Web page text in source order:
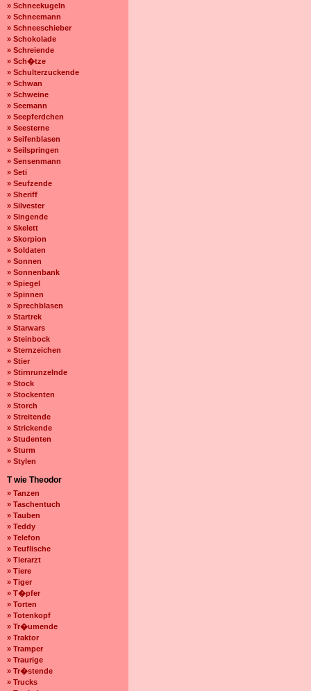
» Schneekugeln
» Schneemann
» Schneeschieber
» Schokolade
» Schreiende
» Sch�tze
» Schulterzuckende
» Schwan
» Schweine
» Seemann
» Seepferdchen
» Seesterne
» Seifenblasen
» Seilspringen
» Sensenmann
» Seti
» Seufzende
» Sheriff
» Silvester
» Singende
» Skelett
» Skorpion
» Soldaten
» Sonnen
» Sonnenbank
» Spiegel
» Spinnen
» Sprechblasen
» Startrek
» Starwars
» Steinbock
» Sternzeichen
» Stier
» Stirnrunzelnde
» Stock
» Stockenten
» Storch
» Streitende
» Strickende
» Studenten
» Sturm
» Stylen
T wie Theodor
» Tanzen
» Taschentuch
» Tauben
» Teddy
» Telefon
» Teuflische
» Tierarzt
» Tiere
» Tiger
» T�pfer
» Torten
» Totenkopf
» Tr�umende
» Traktor
» Tramper
» Traurige
» Tr�stende
» Trucks